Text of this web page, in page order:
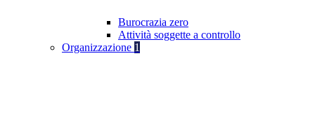
Burocrazia zero
Attività soggette a controllo
Organizzazione 1